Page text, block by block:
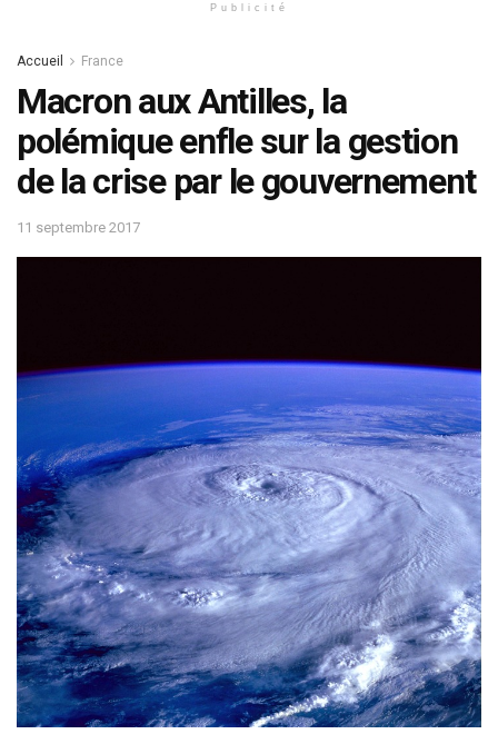
Publicité
Accueil France
Macron aux Antilles, la
polémique enfle sur la gestion
de la crise par le gouvernement
11 septembre 2017